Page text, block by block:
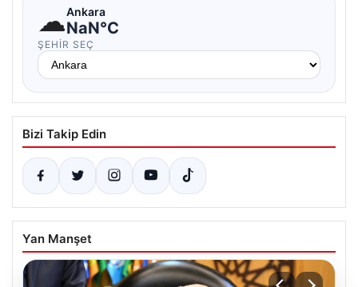
☁Ankara
NaN°C
ŞEHIR SEÇ
Bizi Takip Edin
Yan Manşet